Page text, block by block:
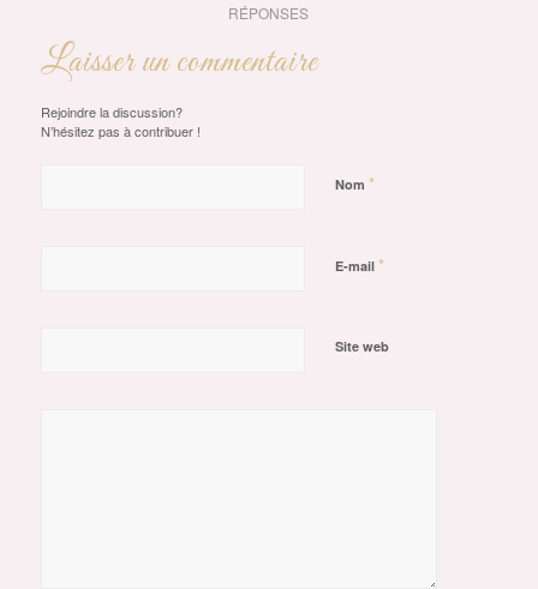
RÉPONSES
Laisser un commentaire
Rejoindre la discussion?
N’hésitez pas à contribuer !
Nom *
E-mail *
Site web